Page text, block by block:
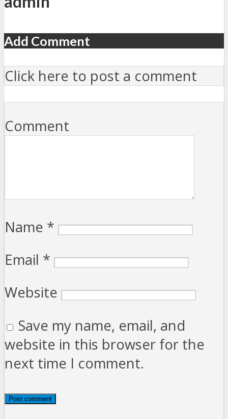
Add Comment
Click here to post a comment
Comment
Name *
Email *
Website
Save my name, email, and
website in this browser for the
next time I comment.